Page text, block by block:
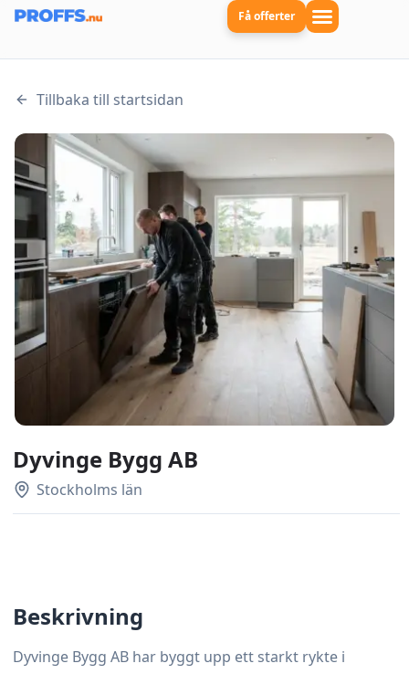
Få offerter
Tillbaka till startsidan
Dyvinge Bygg AB
Stockholms län
Beskrivning
Dyvinge Bygg AB har byggt upp ett starkt rykte i